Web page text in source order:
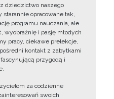
dziedzictwo naszego
starannie opracowane tak,
programu nauczania, ale
wyobraźnię i pasję młodych
pracy, ciekawe prelekcje,
kontakt z zabytkami
przygodą i
za codzienne
swoich